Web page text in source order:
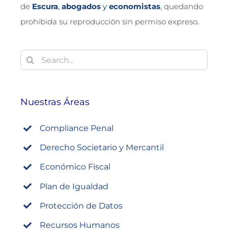
de Escura, abogadosy economistas, quedando
prohibida su reproducción sin permiso expreso.
Buscar:
Nuestras Áreas
Compliance Penal
Derecho Societario y Mercantil
Económico Fiscal
Plan de Igualdad
Protección de Datos
Recursos Humanos